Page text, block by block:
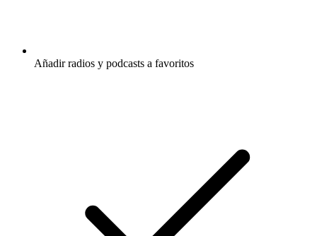
Añadir radios y podcasts a favoritos